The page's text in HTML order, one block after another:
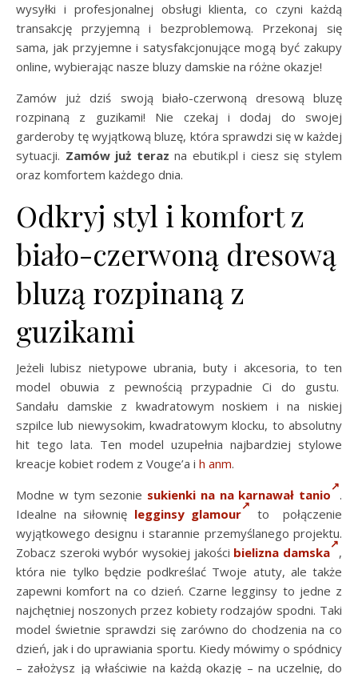
wysyłki i profesjonalnej obsługi klienta, co czyni każdą
transakcję przyjemną i bezproblemową. Przekonaj się
sama, jak przyjemne i satysfakcjonujące mogą być zakupy
online, wybierając nasze bluzy damskie na różne okazje!
Zamów już dziś swoją biało-czerwoną dresową bluzę
rozpinaną z guzikami! Nie czekaj i dodaj do swojej
garderoby tę wyjątkową bluzę, która sprawdzi się w każdej
sytuacji. Zamów już teraz na ebutik.pl i ciesz się stylem
oraz komfortem każdego dnia.
Odkryj styl i komfort z
biało-czerwoną dresową
bluzą rozpinaną z
guzikami
Jeżeli lubisz nietypowe ubrania, buty i akcesoria, to ten
model obuwia z pewnością przypadnie Ci do gustu.
Sandału damskie z kwadratowym noskiem i na niskiej
szpilce lub niewysokim, kwadratowym klocku, to absolutny
hit tego lata. Ten model uzupełnia najbardziej stylowe
kreacje kobiet rodem z Vouge’a i h anm.
Modne w tym sezonie sukienki na na karnawał tanio .
Idealne na siłownię legginsy glamour
to połączenie
wyjątkowego designu i starannie przemyślanego projektu.
Zobacz szeroki wybór wysokiej jakości bielizna damska ,
która nie tylko będzie podkreślać Twoje atuty, ale także
zapewni komfort na co dzień. Czarne legginsy to jedne z
najchętniej noszonych przez kobiety rodzajów spodni. Taki
model świetnie sprawdzi się zarówno do chodzenia na co
dzień, jak i do uprawiania sportu. Kiedy mówimy o spódnicy
– założysz ją właściwie na każdą okazję – na uczelnię, do